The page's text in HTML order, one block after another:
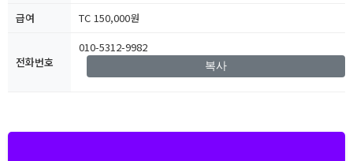
급여
TC 150,000원
전화번호
010-5312-9982
복사